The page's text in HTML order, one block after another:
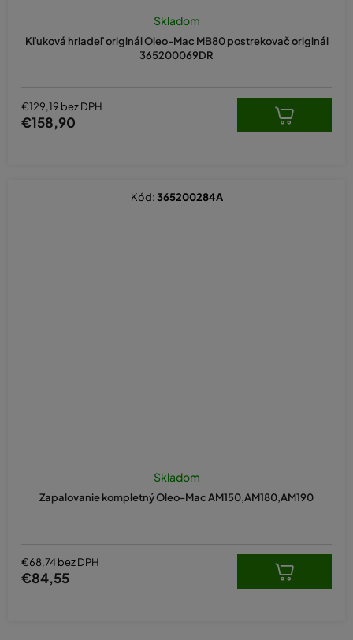
Kľuková hriadeľ originál Oleo-Mac MB80 postrekovač originál
365200069DR
Skladom
€129,19 bez DPH
€158,90
Zapalovanie kompletný Oleo-Mac AM150,AM180,AM190
hodnotenie
je
Skladom
€68,74 bez DPH
€84,55
Kód:365200284A